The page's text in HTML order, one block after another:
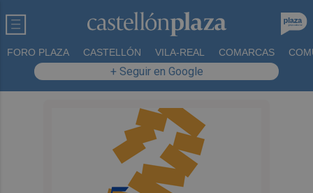
FORO PLAZA CASTELLÓN VILA-REAL COMARCAS
+ Seguir en Google